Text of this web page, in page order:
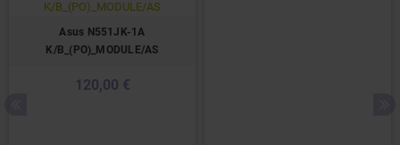
Asus N551JK-1A
K/B_(PO)_MODULE/AS
120,00 €